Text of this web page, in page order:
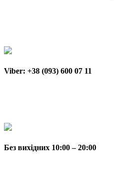
Viber: +38 (093) 600 07 11
Без вихідних 10:00 – 20:00